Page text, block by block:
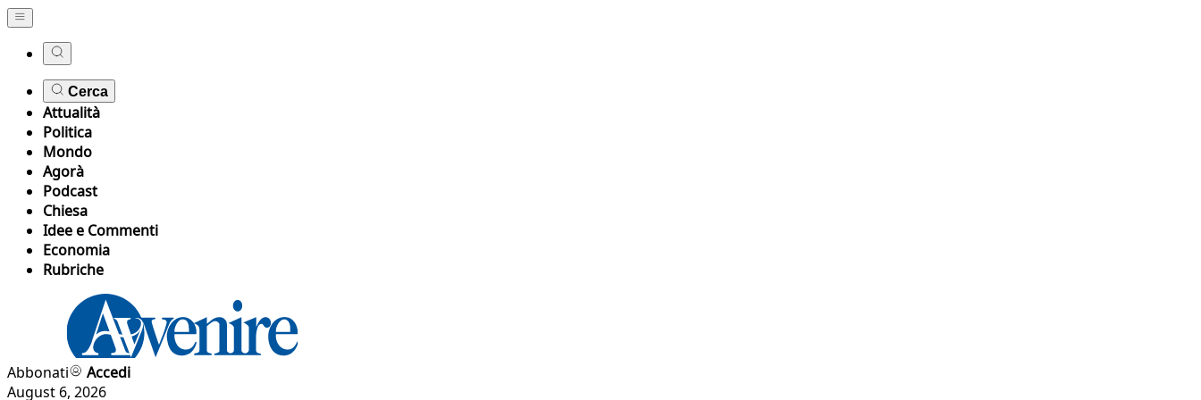
Cerca
Attualità
Politica
Mondo
Agorà
Podcast
Chiesa
Idee e Commenti
Economia
Rubriche
Abbonati
Accedi
August 6, 2026